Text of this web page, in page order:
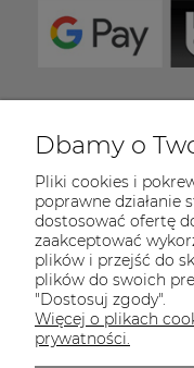
Zapraszamy
piątku w
E-mail:
Zapisz
Dbamy o
Pliki cookies i
poprawne działanie
dostosować ofertę
zaakceptować
plików i przejść do
plików do swoich
"Dostosuj zgody".
Więcej o plikach
prywatności.